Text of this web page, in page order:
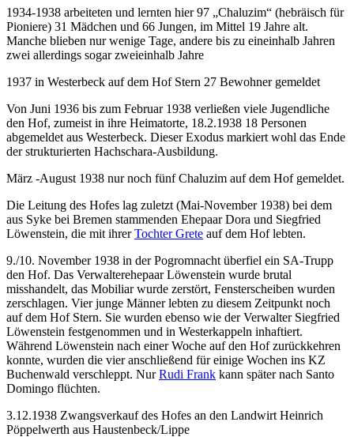
1934-1938 arbeiteten und lernten hier 97 „Chaluzim“ (hebräisch für
Pioniere) 31 Mädchen und 66 Jungen, im Mittel 19 Jahre alt.
Manche blieben nur wenige Tage, andere bis zu eineinhalb Jahren
zwei allerdings sogar zweieinhalb Jahre
1937 in Westerbeck auf dem Hof Stern 27 Bewohner gemeldet
Von Juni 1936 bis zum Februar 1938 verließen viele Jugendliche
den Hof, zumeist in ihre Heimatorte, 18.2.1938 18 Personen
abgemeldet aus Westerbeck. Dieser Exodus markiert wohl das Ende
der strukturierten Hachschara-Ausbildung.
März -August 1938 nur noch fünf Chaluzim auf dem Hof gemeldet.
Die Leitung des Hofes lag zuletzt (Mai-November 1938) bei dem
aus Syke bei Bremen stammenden Ehepaar Dora und Siegfried
Löwenstein, die mit ihrerTochter Grete auf dem Hof lebten.
9./10. November 1938 in der Pogromnacht überfiel ein SA-Trupp
den Hof. Das Verwalterehepaar Löwenstein wurde brutal
misshandelt, das Mobiliar wurde zerstört, Fensterscheiben wurden
zerschlagen. Vier junge Männer lebten zu diesem Zeitpunkt noch
auf dem Hof Stern. Sie wurden ebenso wie der Verwalter Siegfried
Löwenstein festgenommen und in Westerkappeln inhaftiert.
Während Löwenstein nach einer Woche auf den Hof zurückkehren
konnte, wurden die vier anschließend für einige Wochen ins KZ
Buchenwald verschleppt. NurRudi Frank kann später nach Santo
Domingo flüchten.
3.12.1938 Zwangsverkauf des Hofes an den Landwirt Heinrich
Pöppelwerth aus Haustenbeck/Lippe